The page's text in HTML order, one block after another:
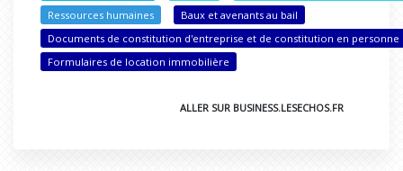
Ressources humaines
Baux et avenants au bail
Documents de constitution d'entreprise et de constitution en
Formulaires de location immobilière
ALLER SUR BUSINESS.LESECHOS.FR